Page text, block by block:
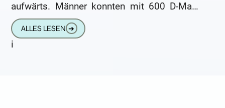
aufwärts. Männer konnten mit 600 D-Mark
Monatseinkommen eine ganze
ALLES LESEN ➔
i